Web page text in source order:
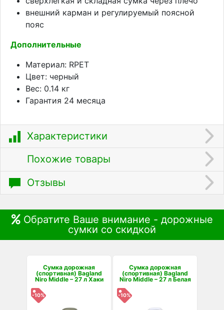
внешний карман и регулируемый поясной
пояс
Дополнительные
Материал: RPET
Цвет: черный
Вес: 0.14 кг
Гарантия 24 месяца
Характеристики
Похожие товары
Отзывы
Обратите Ваше внимание - дорожные
сумки со скидкой
Сумка дорожная
(спортивная) Bagland
Niro Middle – 27 л Хаки
-10%
Сумка дорожная
(спортивная) Bagland
Niro Middle – 27 л Белая
-10%